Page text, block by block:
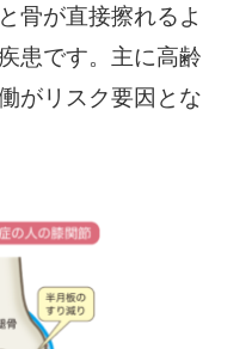
骨が直接擦れるよ
患です。主に高齢
がリスク要因とな